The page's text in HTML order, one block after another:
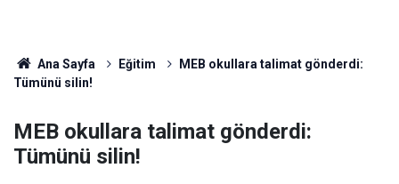
Ana Sayfa Eğitim
MEB okullara talimat gönderdi:
Tümünü silin!
MEB okullara talimat gönderdi:
Tümünü silin!